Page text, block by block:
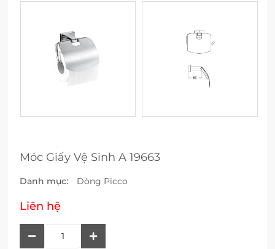
Móc Giấy Vệ Sinh A 19663
Danh mục: Dòng Picco
Liên hệ